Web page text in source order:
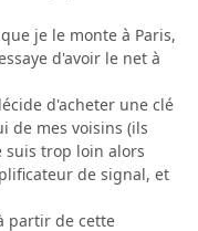
je le monte à Paris,
d'avoir le net à
d'acheter une clé
de mes voisins (ils
suis trop loin alors
de signal, et
partir de cette